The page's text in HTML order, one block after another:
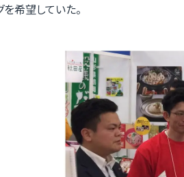
希望していた。